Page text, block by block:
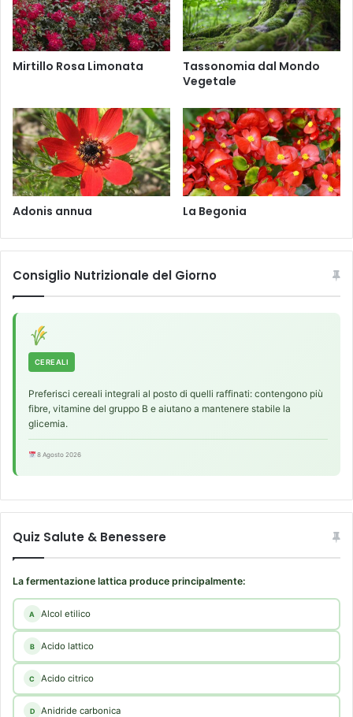
u
n
i
o
i
u
m
Mirtillo Rosa Limonata
Tassonomia dal Mondo
Vegetale
Adonis annua La Begonia
Consiglio Nutrizionale del Giorno
CEREALI
Preferisci cereali integrali al posto di quelli raffinati: contengono più
fibre, vitamine del gruppo B e aiutano a mantenere stabile la
glicemia.
8 Agosto 2026
Quiz Salute & Benessere
La fermentazione lattica produce principalmente:
A Alcol etilico
B Acido lattico
C Acido citrico
D Anidride carbonica